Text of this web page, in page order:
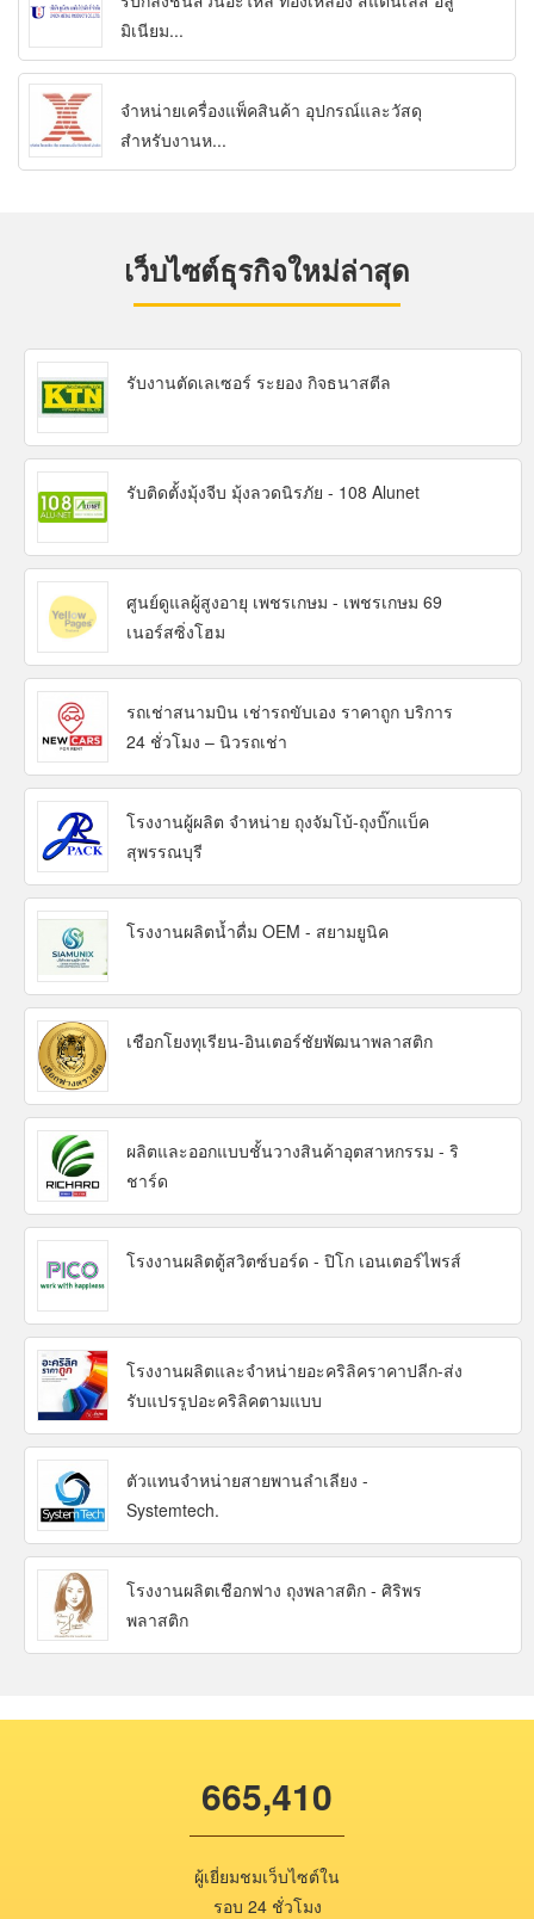
มิเนียม...
จำหน่ายเครื่องแพ็คสินค้า อุปกรณ์และวัสดุ
สำหรับงานห...
เว็บไซต์ธุรกิจใหม่ล่าสุด
รับงานตัดเลเซอร์ ระยอง กิจธนาสตีล
รับติดตั้งมุ้งจีบ มุ้งลวดนิรภัย - 108 Alunet
ศูนย์ดูแลผู้สูงอายุ เพชรเกษม - เพชรเกษม 69
เนอร์สซิ่งโฮม
รถเช่าสนามบิน เช่ารถขับเอง ราคาถูก บริการ
24 ชั่วโมง – นิวรถเช่า
โรงงานผู้ผลิต จำหน่าย ถุงจัมโบ้-ถุงบิ๊กแบ็ค
สุพรรณบุรี
โรงงานผลิตน้ำดื่ม OEM - สยามยูนิค
เชือกโยงทุเรียน-อินเตอร์ชัยพัฒนาพลาสติก
ผลิตและออกแบบชั้นวางสินค้าอุตสาหกรรม - ริ
ชาร์ด
โรงงานผลิตตู้สวิตซ์บอร์ด - ปิโก เอนเตอร์ไพรส์
โรงงานผลิตและจำหน่ายอะคริลิคราคาปลีก-ส่ง
รับแปรรูปอะคริลิคตามแบบ
ตัวแทนจำหน่ายสายพานลำเลียง -
Systemtech.
โรงงานผลิตเชือกฟาง ถุงพลาสติก - ศิริพร
พลาสติก
665,410
ผู้เยี่ยมชมเว็บไซต์ใน
รอบ 24 ชั่วโมง